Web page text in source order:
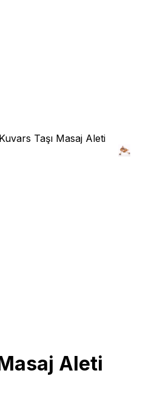
Taşı Masaj Aleti
Aleti